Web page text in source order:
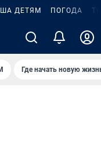
ДЕТЯМ ПОГОДА
Где начать новую